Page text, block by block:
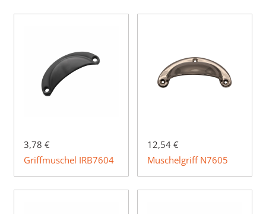
3,78 €
Griffmuschel IRB7604
12,54 €
Muschelgriff N7605